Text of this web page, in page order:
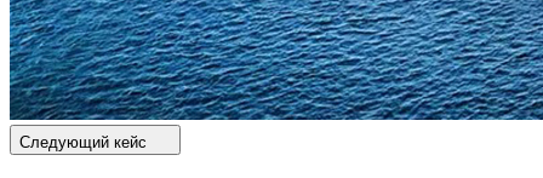
Следующий кейс